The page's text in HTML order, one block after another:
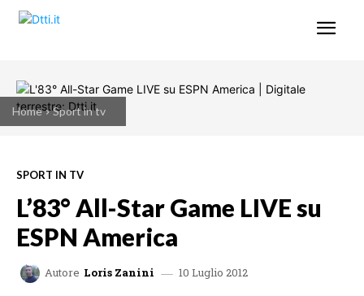
Home Sport in tv
SPORT IN TV
L’83° All-Star Game LIVE su
ESPN America
Autore Loris Zanini 10 Luglio 2012